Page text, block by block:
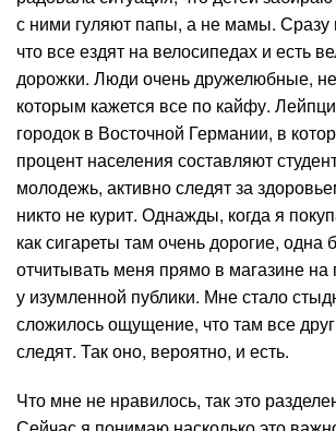
с ними гуляют папы, а не мамы. Сразу
что все ездят на велосипедах и есть
дорожки. Люди очень дружелюбные,
которым кажется все по кайфу.
городок в Восточной Германии, в
процент населения составляют
молодежь, активно следят за
никто не курит. Однажды, когда я
как сигареты там очень дорогие, одна
отчитывать меня прямо в магазине на
у изумленной публики. Мне стало
сложилось ощущение, что там все
следят. Так оно, вероятно, и есть.
Что мне не нравилось, так это